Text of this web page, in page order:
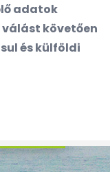
adatok
követően
és külföldi